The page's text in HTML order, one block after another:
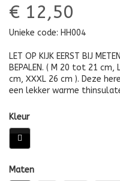
€ 12,50
Unieke code: HH004
LET OP KIJK EERST BIJ
BEPALEN. ( M 20 tot 21
cm, XXXL 26 cm ). Deze
een lekker warme
Kleur
Maten